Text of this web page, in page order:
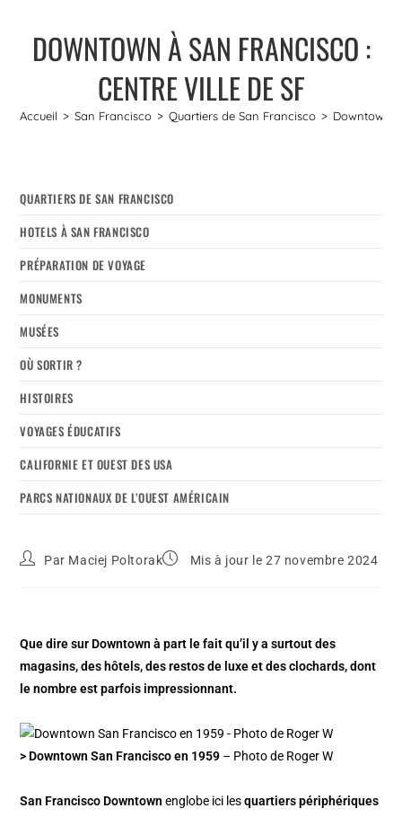
DOWNTOWN À SAN FRANCISCO :
CENTRE VILLE DE SF
Accueil > San Francisco > Quartiers de San Francisco > Downtown
QUARTIERS DE SAN FRANCISCO
HOTELS À SAN FRANCISCO
PRÉPARATION DE VOYAGE
MONUMENTS
MUSÉES
OÙ SORTIR ?
HISTOIRES
VOYAGES ÉDUCATIFS
CALIFORNIE ET OUEST DES USA
PARCS NATIONAUX DE L’OUEST AMÉRICAIN
Par Maciej Poltorak Mis à jour le 27 novembre 2024
Que dire sur Downtown à part le fait qu’il y a surtout des
magasins, des hôtels, des restos de luxe et des clochards, dont
le nombre est parfois impressionnant.
> Downtown San Francisco en 1959 – Photo de Roger W
San Francisco Downtown englobe ici lesquartiers périphériques